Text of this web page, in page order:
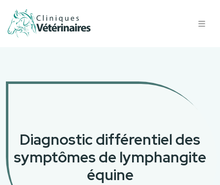
Diagnostic différentiel des
symptômes de lymphangite
équine